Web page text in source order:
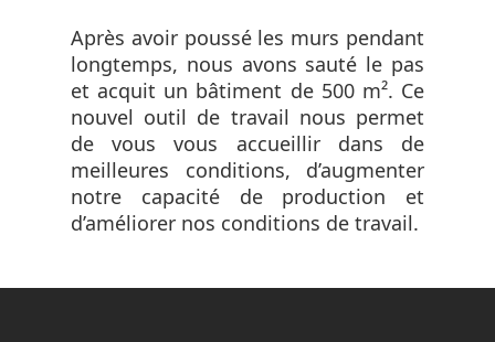
Après avoir poussé les murs pendant
longtemps, nous avons sauté le pas
et acquit un bâtiment de 500 m². Ce
nouvel outil de travail nous permet
de vous vous accueillir dans de
meilleures conditions, d’augmenter
notre capacité de production et
d’améliorer nos conditions de travail.